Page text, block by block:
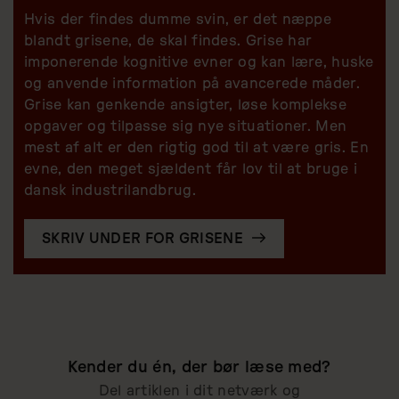
Hvis der findes dumme svin, er det næppe
blandt grisene, de skal findes. Grise har
imponerende kognitive evner og kan lære, huske
og anvende information på avancerede måder.
Grise kan genkende ansigter, løse komplekse
opgaver og tilpasse sig nye situationer. Men
mest af alt er den rigtig god til at være gris. En
evne, den meget sjældent får lov til at bruge i
dansk industrilandbrug.
SKRIV UNDER FOR GRISENE
Kender du én, der bør læse med?
Del artiklen i dit netværk og